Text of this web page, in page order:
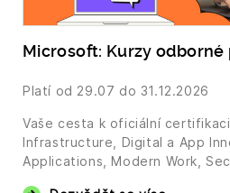
Microsoft: Kurzy odborné
Platí od 29.07 do 31.12.2026
Vaše cesta k oficiální
Infrastructure, Digital a App
Applications, Modern Work,